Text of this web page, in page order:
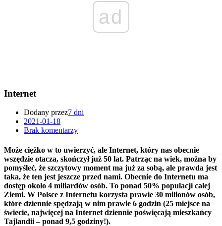
ad
Internet
Dodany przez7 dni
2021-01-18
Brak komentarzy
Może ciężko w to uwierzyć, ale Internet, który nas obecnie
wszędzie otacza, skończył już 50 lat. Patrząc na wiek, można by
pomyśleć, że szczytowy moment ma już za sobą, ale prawda jest
taka, że ten jest jeszcze przed nami. Obecnie do Internetu ma
dostęp około 4 miliardów osób. To ponad 50% populacji całej
Ziemi. W Polsce z Internetu korzysta prawie 30 milionów osób,
które dziennie spędzają w nim prawie 6 godzin (25 miejsce na
świecie, najwięcej na Internet dziennie poświęcają mieszkańcy
Tajlandii – ponad 9,5 godziny!).